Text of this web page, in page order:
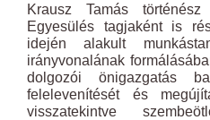
Krausz Tamás
Egyesülés tagjaként is
idején alakult
irányvonalának
dolgozói önigazgatás
felelevenítését és
visszatekintve